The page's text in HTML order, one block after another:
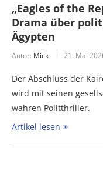
„Eagles of the
Drama über
Ägypten
Autor: Mick 21. Mai
Der Abschluss der
wird mit seinen
wahren Politthriller.
Artikel lesen